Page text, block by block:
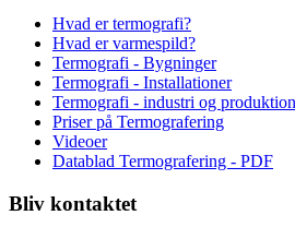
Hvad er termografi?
Hvad er varmespild?
Termografi - Bygninger
Termografi - Installationer
Termografi - industri og produktion
Priser på Termografering
Videoer
Datablad Termografering - PDF
Bliv kontaktet